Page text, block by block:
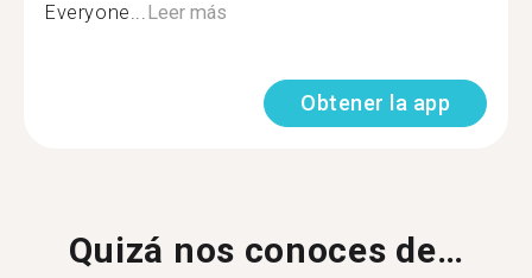
Everyone...Leer más
Obtener la app
Quizá nos conoces de…